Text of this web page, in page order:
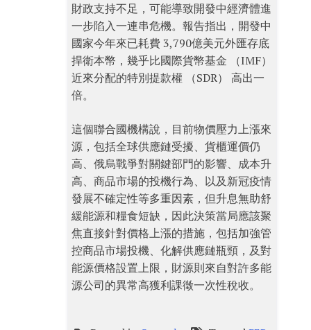
財政支持不足，可能導致開發中經濟體進
一步陷入一連串危機。報告指出，開發中
國家今年來已耗費 3,790億美元外匯存底
捍衛本幣，幾乎比國際貨幣基金 （IMF）
近來分配的特別提款權 （SDR） 高出一
倍。
這個聯合國機構說，目前物價壓力上漲來
源，包括全球供應鏈受擾、貨櫃運價仍
高、俄烏戰爭對關鍵部門的影響、成本升
高、商品市場的投機行為、以及新冠疫情
發展不確定性等多重因素，但升息無助舒
緩能源和糧食短缺，因此決策當局應該聚
焦直接針對價格上漲的措施，包括加強管
控商品市場投機、化解供應鏈瓶頸，及對
能源價格設置上限，財源則來自對許多能
源公司的異常高獲利課徵一次性稅收。